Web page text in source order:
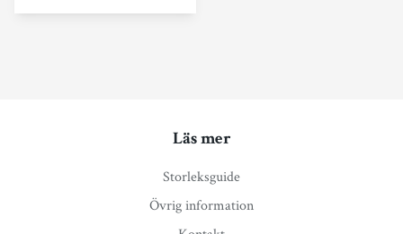
Läs mer
Storleksguide
Övrig information